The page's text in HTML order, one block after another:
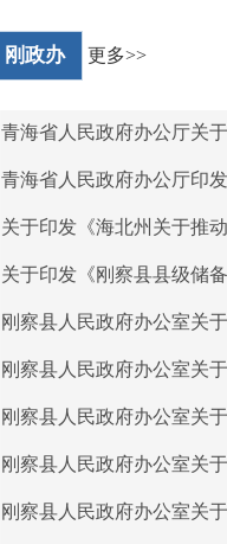
刚政办 更多>>
青海省人民政府办公厅关
青海省人民政府办公厅印
关于印发《海北州关于推
关于印发《刚察县县级储
刚察县人民政府办公室关
刚察县人民政府办公室关
刚察县人民政府办公室关
刚察县人民政府办公室关
刚察县人民政府办公室关